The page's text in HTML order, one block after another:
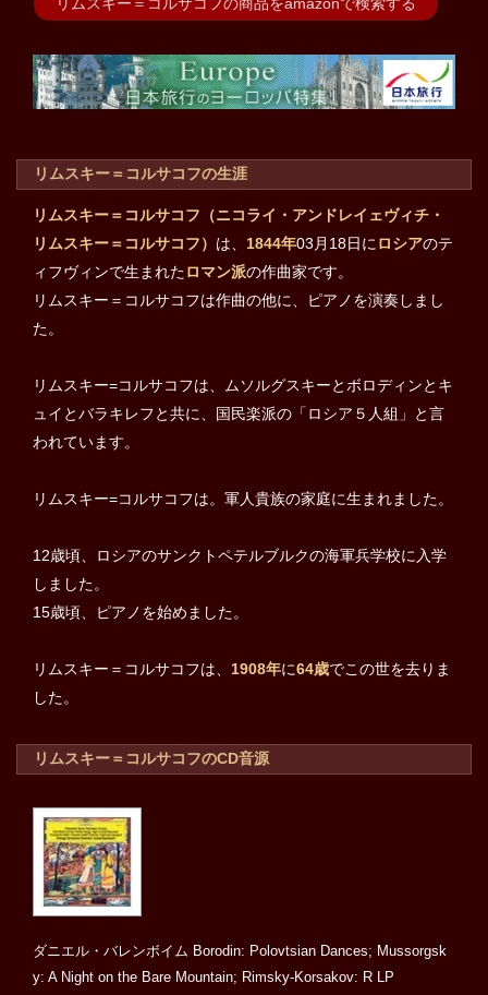
リムスキー＝コルサコフの商品をamazonで検索する
リムスキー＝コルサコフの生涯
リムスキー＝コルサコフ（ニコライ・アンドレイェヴィチ・
リムスキー＝コルサコフ） は、 1844年03月18日に ロシアのテ
ィフヴィンで生まれたロマン派の作曲家です。
リムスキー＝コルサコフは作曲の他に、ピアノを演奏しまし
た。
リムスキー=コルサコフは、ムソルグスキーとボロディンとキ
ュイとバラキレフと共に、国民楽派の「ロシア５人組」と言
われています。
リムスキー=コルサコフは。軍人貴族の家庭に生まれました。
12歳頃、ロシアのサンクトペテルブルクの海軍兵学校に入学
しました。
15歳頃、ピアノを始めました。
リムスキー＝コルサコフは、 1908年に64歳でこの世を去りま
した。
リムスキー＝コルサコフのCD音源
ダニエル・バレンボイム Borodin: Polovtsian Dances; Mussorgsk
y: A Night on the Bare Mountain; Rimsky-Korsakov: R LP